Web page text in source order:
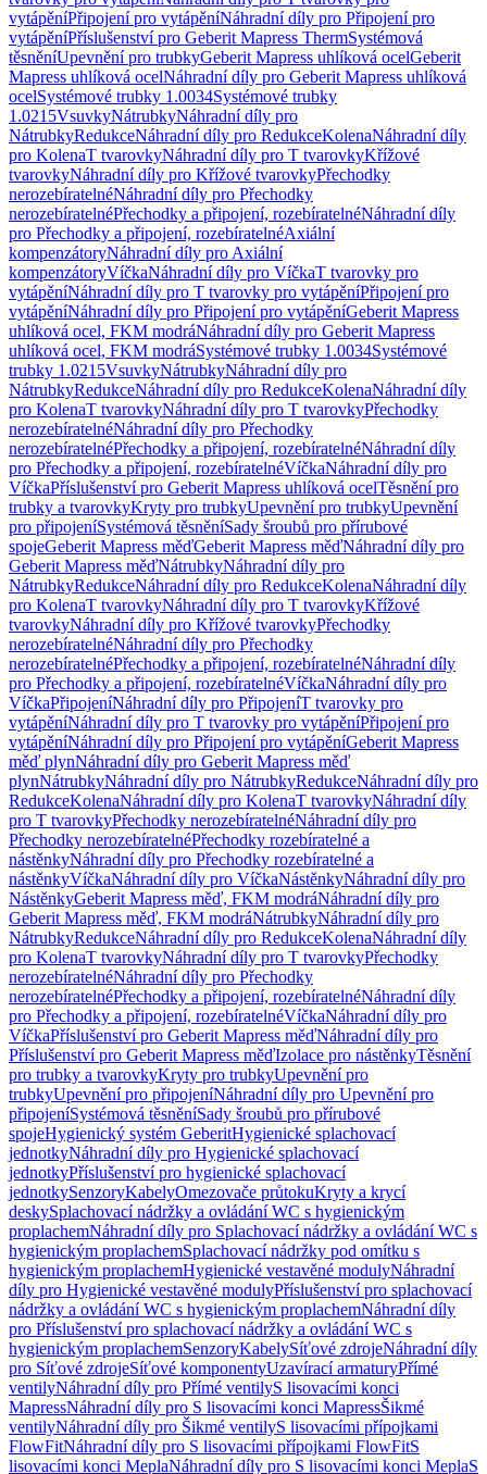
vytápěníPřipojení pro vytápěníNáhradní díly pro Připojení pro
vytápěníPříslušenství pro Geberit Mapress ThermSystémová
těsněníUpevnění pro trubkyGeberit Mapress uhlíková ocelGeberit
Mapress uhlíková ocelNáhradní díly pro Geberit Mapress uhlíková
ocelSystémové trubky 1.0034Systémové trubky
1.0215VsuvkyNátrubkyNáhradní díly pro
NátrubkyRedukceNáhradní díly pro RedukceKolenaNáhradní díly
pro KolenaT tvarovkyNáhradní díly pro T tvarovkyKřížové
tvarovkyNáhradní díly pro Křížové tvarovkyPřechodky
nerozebíratelnéNáhradní díly pro Přechodky
nerozebíratelnéPřechodky a připojení, rozebíratelnéNáhradní díly
pro Přechodky a připojení, rozebíratelnéAxiální
kompenzátoryNáhradní díly pro Axiální
kompenzátoryVíčkaNáhradní díly pro VíčkaT tvarovky pro
vytápěníNáhradní díly pro T tvarovky pro vytápěníPřipojení pro
vytápěníNáhradní díly pro Připojení pro vytápěníGeberit Mapress
uhlíková ocel, FKM modráNáhradní díly pro Geberit Mapress
uhlíková ocel, FKM modráSystémové trubky 1.0034Systémové
trubky 1.0215VsuvkyNátrubkyNáhradní díly pro
NátrubkyRedukceNáhradní díly pro RedukceKolenaNáhradní díly
pro KolenaT tvarovkyNáhradní díly pro T tvarovkyPřechodky
nerozebíratelnéNáhradní díly pro Přechodky
nerozebíratelnéPřechodky a připojení, rozebíratelnéNáhradní díly
pro Přechodky a připojení, rozebíratelnéVíčkaNáhradní díly pro
VíčkaPříslušenství pro Geberit Mapress uhlíková ocelTěsnění pro
trubky a tvarovkyKryty pro trubkyUpevnění pro trubkyUpevnění
pro připojeníSystémová těsněníSady šroubů pro přírubové
spojeGeberit Mapress měďGeberit Mapress měďNáhradní díly pro
Geberit Mapress měďNátrubkyNáhradní díly pro
NátrubkyRedukceNáhradní díly pro RedukceKolenaNáhradní díly
pro KolenaT tvarovkyNáhradní díly pro T tvarovkyKřížové
tvarovkyNáhradní díly pro Křížové tvarovkyPřechodky
nerozebíratelnéNáhradní díly pro Přechodky
nerozebíratelnéPřechodky a připojení, rozebíratelnéNáhradní díly
pro Přechodky a připojení, rozebíratelnéVíčkaNáhradní díly pro
VíčkaPřipojeníNáhradní díly pro PřipojeníT tvarovky pro
vytápěníNáhradní díly pro T tvarovky pro vytápěníPřipojení pro
vytápěníNáhradní díly pro Připojení pro vytápěníGeberit Mapress
měď plynNáhradní díly pro Geberit Mapress měď
plynNátrubkyNáhradní díly pro NátrubkyRedukceNáhradní díly pro
RedukceKolenaNáhradní díly pro KolenaT tvarovkyNáhradní díly
pro T tvarovkyPřechodky nerozebíratelnéNáhradní díly pro
Přechodky nerozebíratelnéPřechodky rozebíratelné a
nástěnkyNáhradní díly pro Přechodky rozebíratelné a
nástěnkyVíčkaNáhradní díly pro VíčkaNástěnkyNáhradní díly pro
NástěnkyGeberit Mapress měď, FKM modráNáhradní díly pro
Geberit Mapress měď, FKM modráNátrubkyNáhradní díly pro
NátrubkyRedukceNáhradní díly pro RedukceKolenaNáhradní díly
pro KolenaT tvarovkyNáhradní díly pro T tvarovkyPřechodky
nerozebíratelnéNáhradní díly pro Přechodky
nerozebíratelnéPřechodky a připojení, rozebíratelnéNáhradní díly
pro Přechodky a připojení, rozebíratelnéVíčkaNáhradní díly pro
VíčkaPříslušenství pro Geberit Mapress měďNáhradní díly pro
Příslušenství pro Geberit Mapress měďIzolace pro nástěnkyTěsnění
pro trubky a tvarovkyKryty pro trubkyUpevnění pro
trubkyUpevnění pro připojeníNáhradní díly pro Upevnění pro
připojeníSystémová těsněníSady šroubů pro přírubové
spojeHygienický systém GeberitHygienické splachovací
jednotkyNáhradní díly pro Hygienické splachovací
jednotkyPříslušenství pro hygienické splachovací
jednotkySenzoryKabelyOmezovače průtokuKryty a krycí
deskySplachovací nádržky a ovládání WC s hygienickým
proplachemNáhradní díly pro Splachovací nádržky a ovládání WC s
hygienickým proplachemSplachovací nádržky pod omítku s
hygienickým proplachemHygienické vestavěné modulyNáhradní
díly pro Hygienické vestavěné modulyPříslušenství pro splachovací
nádržky a ovládání WC s hygienickým proplachemNáhradní díly
pro Příslušenství pro splachovací nádržky a ovládání WC s
hygienickým proplachemSenzoryKabelySíťové zdrojeNáhradní díly
pro Síťové zdrojeSíťové komponentyUzavírací armaturyPřímé
ventilyNáhradní díly pro Přímé ventilyS lisovacími konci
MapressNáhradní díly pro S lisovacími konci MapressŠikmé
ventilyNáhradní díly pro Šikmé ventilyS lisovacími přípojkami
FlowFitNáhradní díly pro S lisovacími přípojkami FlowFitS
lisovacími konci MeplaNáhradní díly pro S lisovacími konci MeplaS